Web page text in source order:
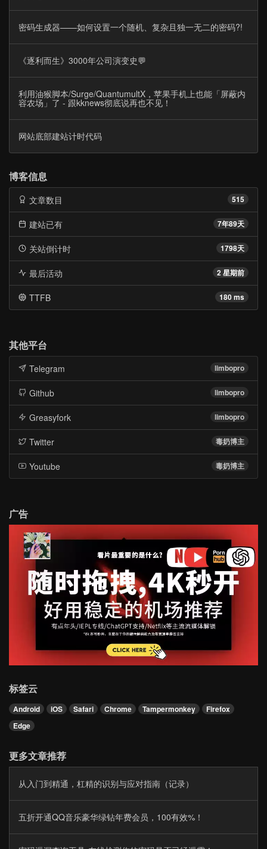
密码生成器——如何设置一个随机、复杂且独一无二的密码?!
《逐利而生》3000年公司演变史💬
利用油猴脚本/Surge/QuantumultX，苹果手机上也能「屏蔽内
容农场」了 - 跟kknews彻底说再也不见！
网站底部建站计时代码
博客信息
515
文章数目
7年89天
建站已有
1798天
关站倒计时
2 星期前
最后活动
180 ms
TTFB
其他平台
limbopro
Telegram
limbopro
Github
limbopro
Greasyfork
毒奶博主
Twitter
毒奶博主
Youtube
广告
标签云
Android iOS Safari Chrome Tampermonkey
Firefox
Edge
更多文章推荐
从入门到精通，杠精的识别与应对指南（记录）
五折开通QQ音乐豪华绿钻年费会员，100有效%！